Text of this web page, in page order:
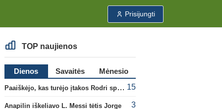
Prisijungti
TOP naujienos
Dienos Savaitės
Mėnesio
Paaiškėjo, kas turėjo įtakos Rodri sprendimui pasirinkti Barselonos pusę 15
Anapilin iškeliavo L. Messi tėtis Jorge 3